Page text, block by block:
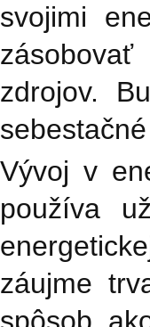
svojimi
zdrojov.
Vývoj v
používa
záujme